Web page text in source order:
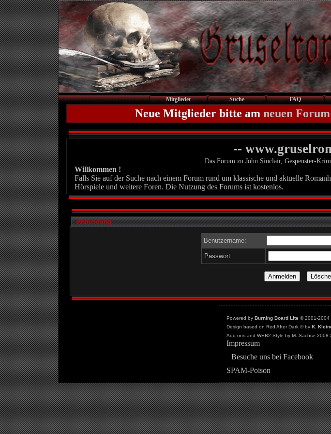
Mitglieder Suche FAQ
Neue Mitglieder bitte am neuen Forum
--
Das Forum zu John Sinclair, Gespenster-
Willkommen !
Falls Sie auf der Suche nach einem Forum rund um klassische und aktuelle
Hörspiele und weitere Foren. Die Nutzung des Forums ist kostenlos.
Anmeldung
Benutzername:
Passwort:
Powered by Burning Board Lite© 2001-2004
Design based on Red After Dark © by K.
Add-ons and WEB2-Style by M. Sachse
Impressum
Besuche uns bei Facebook
SPAM-Poison